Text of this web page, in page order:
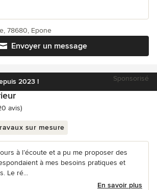
Envoyer un message
78680, Epone
2023 ! Sponsorisé
étoiles sur 5
avis)
sur mesure
à l’écoute et a pu me proposer des
à mes besoins pratiques et
Le ré...
En savoir plus